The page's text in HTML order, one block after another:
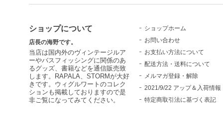
ショップについて
店長の海野です。
当店は国内外のヴィンテージルア
ーやバスフィッシングに関係のあ
るグッズ、書籍などを通信販売致
します。RAPALA、STORMが大好
きです。ウィグルワートのコレク
ションも掲載しておりますので是
非ご覧になってみてください。
ショップホーム
お問い合わせ
お支払い方法について
配送方法・送料について
メルマガ登録・解除
2021/9/22 アップ＆入荷情報
特定商取引法に基づく表記